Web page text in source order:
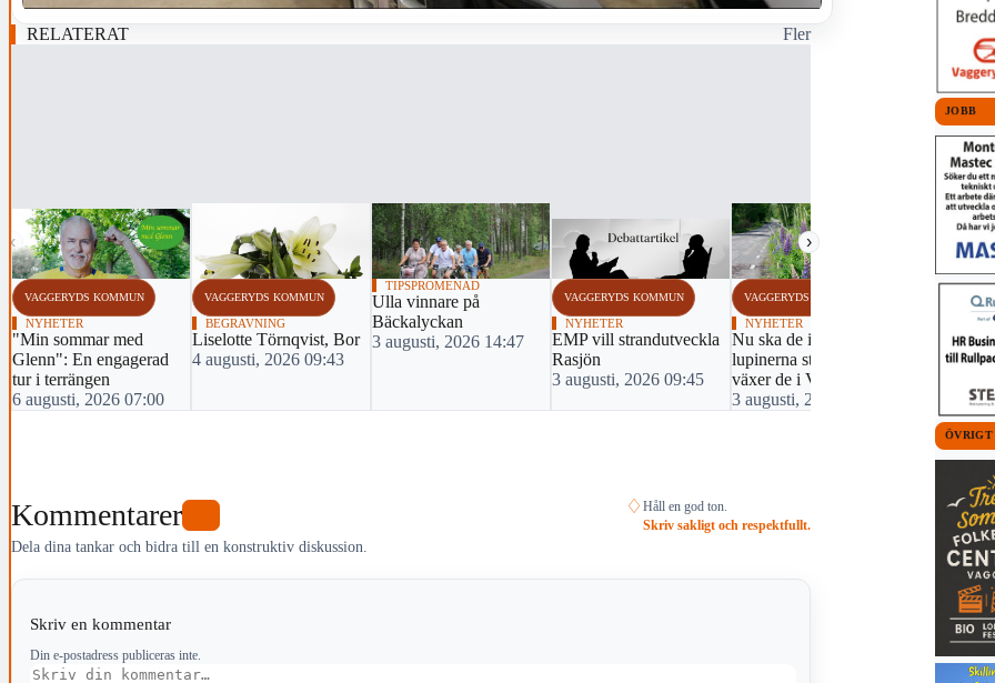
RELATERAT Fler
‹ ›
VAGGERYDS KOMMUN
NYHETER
"Min sommar med
Glenn": En engagerad
tur i terrängen
6 augusti, 2026 07:00
VAGGERYDS KOMMUN
BEGRAVNING
Liselotte Törnqvist, Bor
4 augusti, 2026 09:43
TIPSPROMENAD
Ulla vinnare på
Bäckalyckan
3 augusti, 2026 14:47
VAGGERYDS KOMMUN
NYHETER
EMP vill strandutveckla
Rasjön
3 augusti, 2026 09:45
VAGGERYDS KOMMUN
NYHETER
Nu ska de invasiva
lupinerna stoppas – här
växer de i Vaggeryd
3 augusti, 2026 07:30
VAGGERYDS
FOTBOLL
Bildextra:
igång när
2 augusti,
Kommentarer
Dela dina tankar och bidra till en konstruktiv diskussion.
♢ Håll en god ton.
Skriv sakligt och respektfullt.
Skriv en kommentar
Din e-postadress publiceras inte.
Kommentar
JOBB
ÖVRIGT